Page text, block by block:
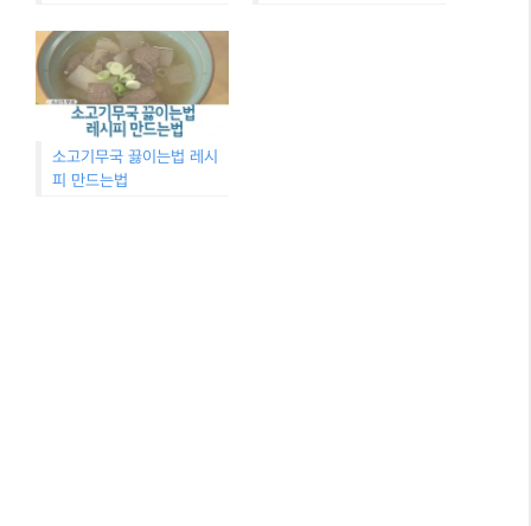
소고기무국 끓이는법 레시
피 만드는법